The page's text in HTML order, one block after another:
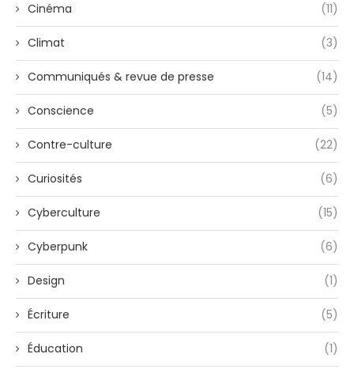
Cinéma (11)
Climat (3)
Communiqués & revue de presse (14)
Conscience (5)
Contre-culture (22)
Curiosités (6)
Cyberculture (15)
Cyberpunk (6)
Design (1)
Écriture (5)
Éducation (1)